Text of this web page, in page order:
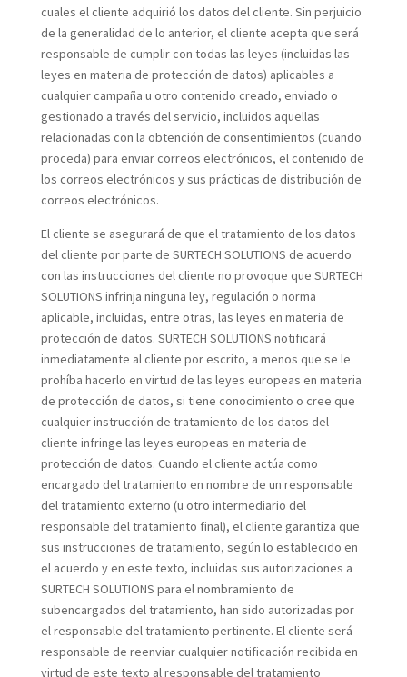
cuales el cliente adquirió los datos del cliente. Sin perjuicio
de la generalidad de lo anterior, el cliente acepta que será
responsable de cumplir con todas las leyes (incluidas las
leyes en materia de protección de datos) aplicables a
cualquier campaña u otro contenido creado, enviado o
gestionado a través del servicio, incluidos aquellas
relacionadas con la obtención de consentimientos (cuando
proceda) para enviar correos electrónicos, el contenido de
los correos electrónicos y sus prácticas de distribución de
correos electrónicos.
El cliente se asegurará de que el tratamiento de los datos
del cliente por parte de SURTECH SOLUTIONS de acuerdo
con las instrucciones del cliente no provoque que SURTECH
SOLUTIONS infrinja ninguna ley, regulación o norma
aplicable, incluidas, entre otras, las leyes en materia de
protección de datos. SURTECH SOLUTIONS notificará
inmediatamente al cliente por escrito, a menos que se le
prohíba hacerlo en virtud de las leyes europeas en materia
de protección de datos, si tiene conocimiento o cree que
cualquier instrucción de tratamiento de los datos del
cliente infringe las leyes europeas en materia de
protección de datos. Cuando el cliente actúa como
encargado del tratamiento en nombre de un responsable
del tratamiento externo (u otro intermediario del
responsable del tratamiento final), el cliente garantiza que
sus instrucciones de tratamiento, según lo establecido en
el acuerdo y en este texto, incluidas sus autorizaciones a
SURTECH SOLUTIONS para el nombramiento de
subencargados del tratamiento, han sido autorizadas por
el responsable del tratamiento pertinente. El cliente será
responsable de reenviar cualquier notificación recibida en
virtud de este texto al responsable del tratamiento